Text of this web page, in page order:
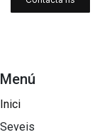
Menú
Inici
Seveis